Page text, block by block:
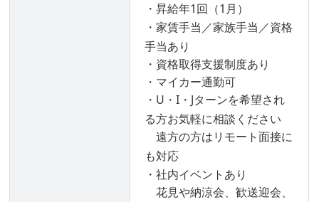
・昇給年1回（1月）
・家賃手当／家族手当／資格
手当あり
・資格取得支援制度あり
・マイカー通勤可
・U・I・Jターンを希望され
る方お気軽に相談ください
遠方の方はリモート面接に
も対応
・社内イベントあり
花見や納涼会、歓送迎会、